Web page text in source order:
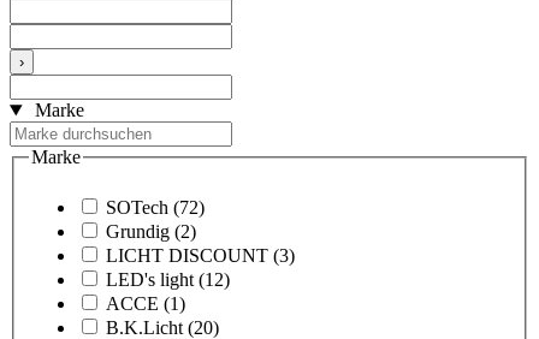
›
Marke
Marke
SOTech (72)
Grundig (2)
LICHT DISCOUNT (3)
LED's light (12)
ACCE (1)
B.K.Licht (20)